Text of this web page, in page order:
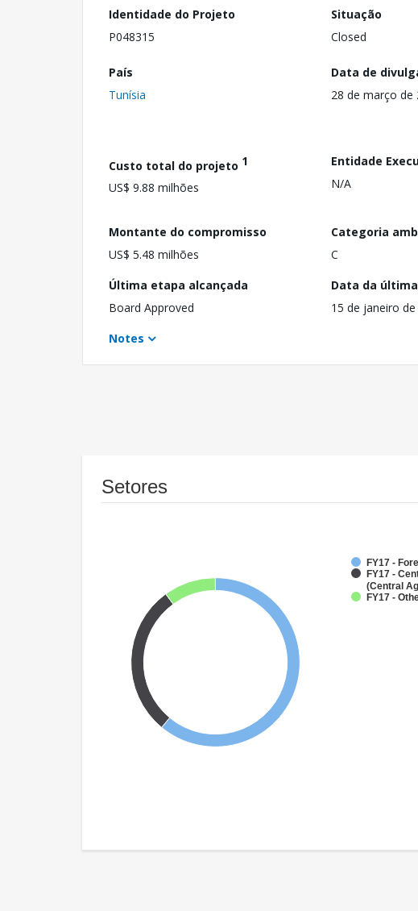
Identidade do Projeto
P048315
Situação
Closed
País
Tunísia
Data de
28 de março de
Custo total do projeto 1
US$ 9.88 milhões
Entidade
N/A
Montante do compromisso
US$ 5.48 milhões
Categoria
C
Última etapa alcançada
Board Approved
Data da
15 de janeiro de
Notes
Setores
FY17 -
FY17 -
(Central
FY17 -